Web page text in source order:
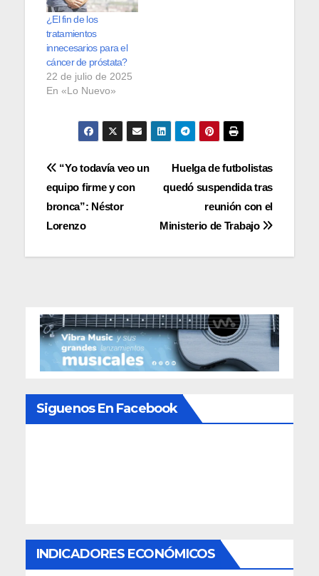
¿El fin de los
tratamientos
innecesarios para el
cáncer de próstata?
22 de julio de 2025
En «Lo Nuevo»
Navegación
de
entradas
Huelga de futbolistas
quedó suspendida tras
reunión con el
Ministerio de Trabajo
“Yo todavía veo un
equipo firme y con
bronca”: Néstor
Lorenzo
Siguenos En Facebook
INDICADORES ECONÓMICOS